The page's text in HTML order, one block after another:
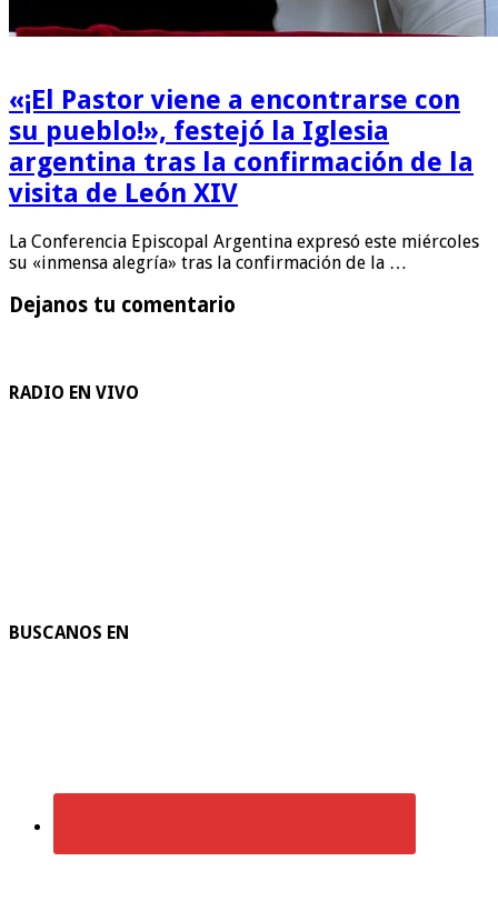
«¡El Pastor viene a encontrarse con
su pueblo!», festejó la Iglesia
argentina tras la confirmación de la
visita de León XIV
La Conferencia Episcopal Argentina expresó este miércoles
su «inmensa alegría» tras la confirmación de la …
Dejanos tu comentario
RADIO EN VIVO
BUSCANOS EN